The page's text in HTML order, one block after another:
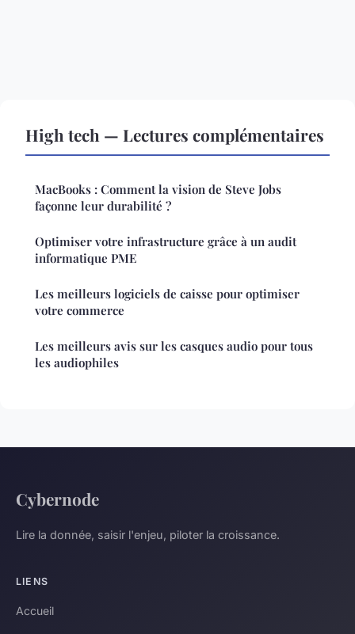
High tech — Lectures complémentaires
MacBooks : Comment la vision de Steve Jobs
façonne leur durabilité ?
Optimiser votre infrastructure grâce à un audit
informatique PME
Les meilleurs logiciels de caisse pour optimiser
votre commerce
Les meilleurs avis sur les casques audio pour tous
les audiophiles
Cybernode
Lire la donnée, saisir l'enjeu, piloter la croissance.
LIENS
Accueil